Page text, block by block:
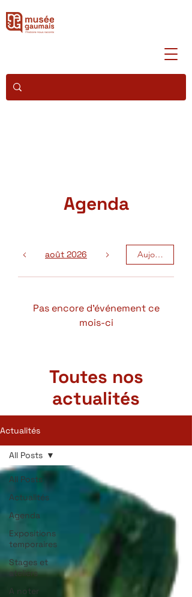
Agenda
août 2026 Aujourd'hui
Pas encore d'événement ce
mois-ci
Toutes nos
actualités
Actualités
All Posts
Actualités
Agenda
Expositions
temporaires
Stages et
ateliers
A noter
All Posts